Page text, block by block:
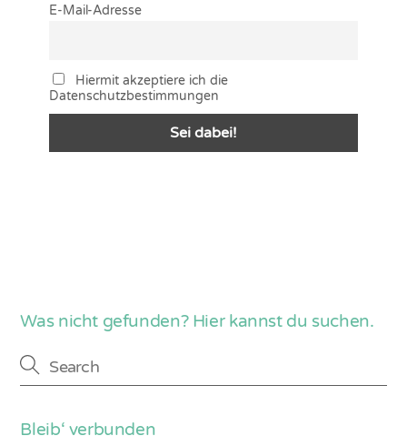
E-Mail-Adresse
Hiermit akzeptiere ich die
Datenschutzbestimmungen
Was nicht gefunden? Hier kannst du suchen.
Bleib‘ verbunden